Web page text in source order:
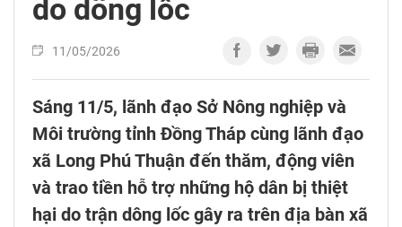
do dông lốc
11/05/2026
Sáng 11/5, lãnh đạo Sở Nông nghiệp và
Môi trường tỉnh Đồng Tháp cùng lãnh đạo
xã Long Phú Thuận đến thăm, động viên
và trao tiền hỗ trợ những hộ dân bị thiệt
hại do trận dông lốc gây ra trên địa bàn xã